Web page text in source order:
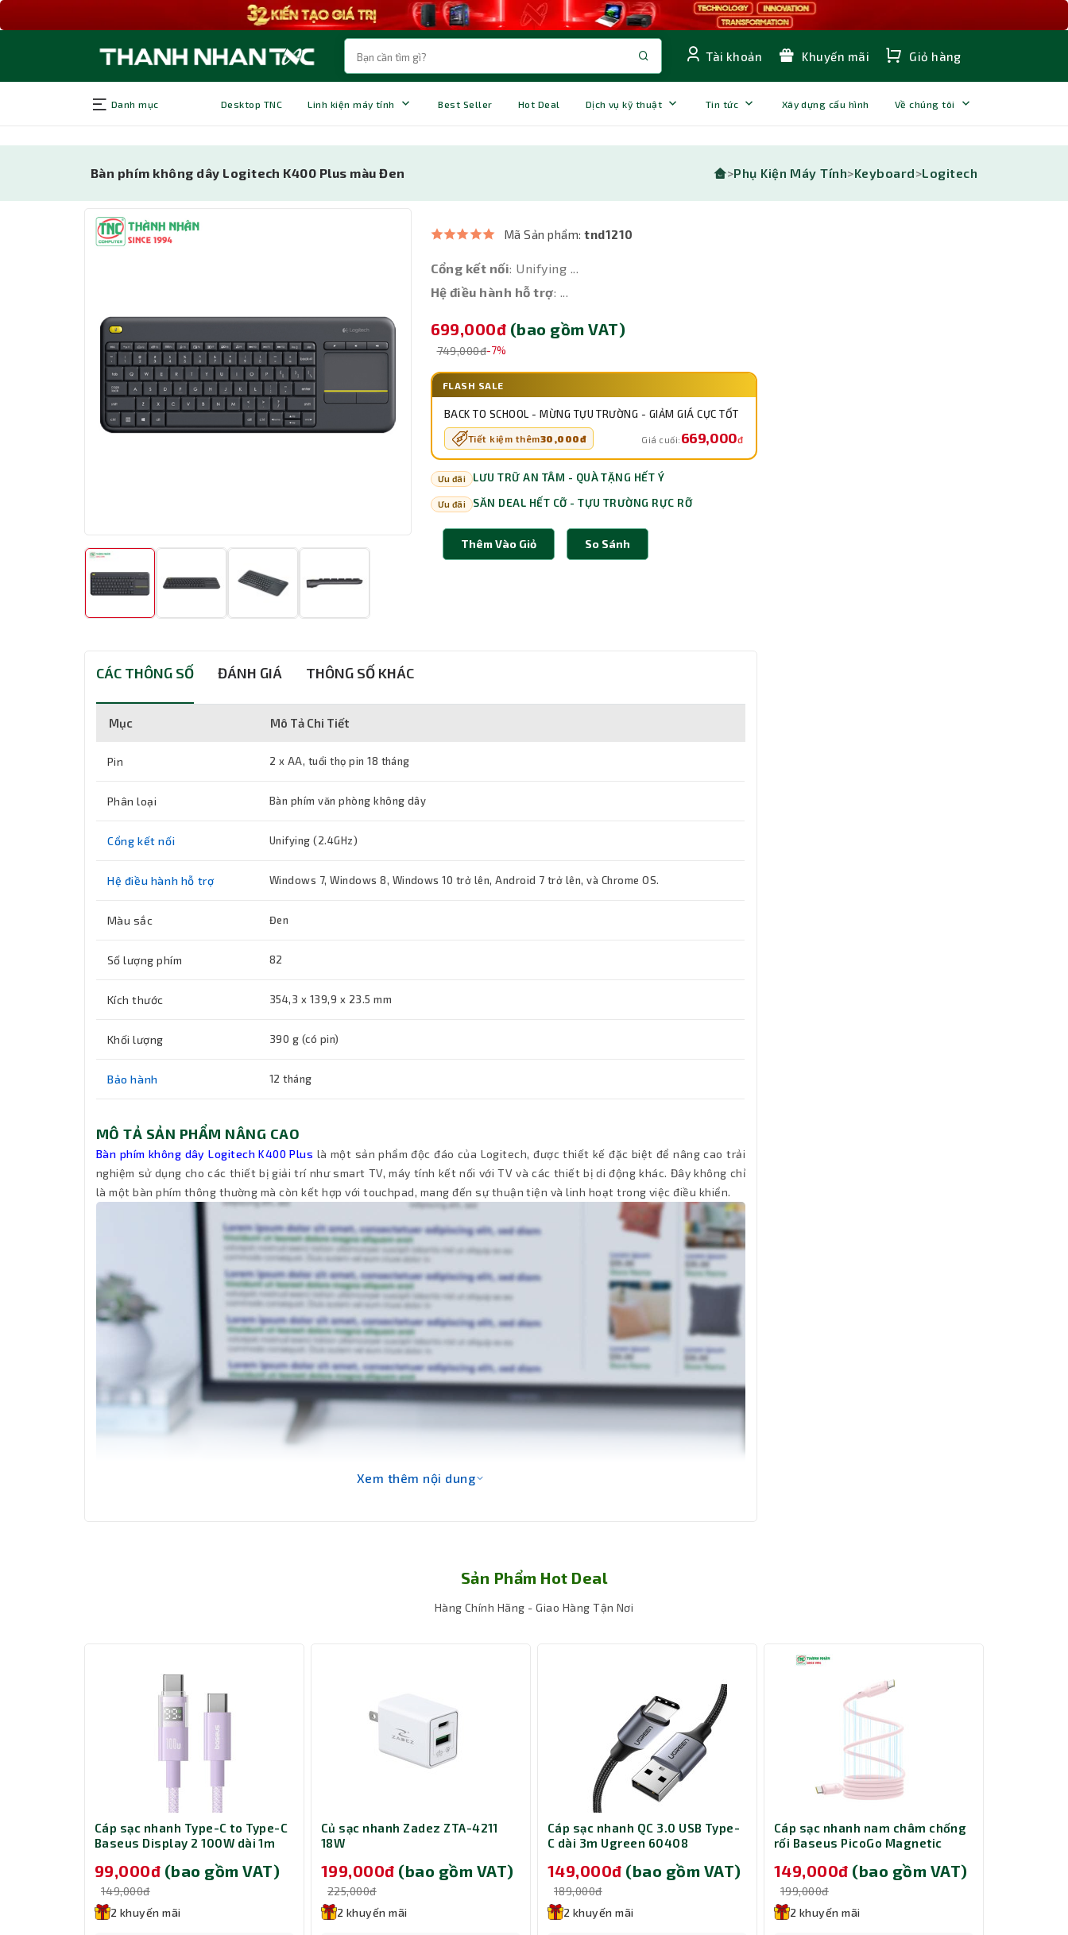
Tài khoản Khuyến mãi Giỏ hàng
Danh mục Desktop TNC Linh kiện máy tính Best Seller Hot Deal Dịch vụ kỹ thuật Tin tức Xây dựng cấu hình Về chúng tôi
Bàn phím không dây Logitech K400 Plus màu Đen >Phụ Kiện Máy Tính>Keyboard>Logitech
Mã Sản phẩm:tnd1210
Cổng kết nối: Unifying ...
Hệ điều hành hỗ trợ: ...
699,000đ (bao gồm VAT)
749,000đ-7%
FLASH SALE
BACK TO SCHOOL - MỪNG TỰU TRƯỜNG - GIẢM GIÁ CỰC TỐT
Tiết kiệm thêm30,000đ Giá cuối: 669,000đ
Ưu đãi LƯU TRỮ AN TÂM - QUÀ TẶNG HẾT Ý
Ưu đãi SĂN DEAL HẾT CỠ - TỰU TRƯỜNG RỰC RỠ
Thêm Vào Giỏ So Sánh
CÁC THÔNG SỐ ĐÁNH GIÁ THÔNG SỐ KHÁC
Mục Mô Tả Chi Tiết
Pin 2 x AA, tuổi thọ pin 18 tháng
Phân loại Bàn phím văn phòng không dây
Cổng kết nối Unifying (2.4GHz)
Hệ điều hành hỗ trợ Windows 7, Windows 8, Windows 10 trở lên, Android 7 trở lên, và Chrome OS.
Màu sắc Đen
Số lượng phím 82
Kích thước 354,3 x 139,9 x 23.5 mm
Khối lượng 390 g (có pin)
Bảo hành 12 tháng
MÔ TẢ SẢN PHẨM NÂNG CAO
Bàn phím không dây Logitech K400 Plus là một sản phẩm độc đáo của Logitech, được thiết kế đặc biệt để nâng cao trải
nghiệm sử dụng cho các thiết bị giải trí như smart TV, máy tính kết nối với TV và các thiết bị di động khác. Đây không chỉ
là một bàn phím thông thường mà còn kết hợp với touchpad, mang đến sự thuận tiện và linh hoạt trong việc điều khiển.
Bàn phím K400 Plus có thiết kế mảng phím truyền thống, nhưng điểm độc đáo của bàn phím không dây này nằm ở
phần touchpad tích hợp. Touchpad này giúp bạn dễ dàng di chuyển con trỏ mà không cần sử dụng chuột riêng biệt. Thiết
kế không dây cũng loại bỏ những dây cáp rối bời, tăng cường tính tiện ích và gọn gàng của không gian làm việc.
Xem thêm nội dung
Sản Phẩm Hot Deal
Hàng Chính Hãng - Giao Hàng Tận Nơi
Cáp sạc nhanh Type-C to Type-C
Baseus Display 2 100W dài 1m
99,000đ (bao gồm VAT)
149,000đ
2 khuyến mãi
Củ sạc nhanh Zadez ZTA-4211
18W
199,000đ (bao gồm VAT)
225,000đ
2 khuyến mãi
Cáp sạc nhanh QC 3.0 USB Type-
C dài 3m Ugreen 60408
149,000đ (bao gồm VAT)
189,000đ
2 khuyến mãi
Cáp sạc nhanh nam châm chống
rối Baseus PicoGo Magnetic
240W dài 1m Pink LVE093-CC-1P
149,000đ (bao gồm VAT)
199,000đ
2 khuyến mãi